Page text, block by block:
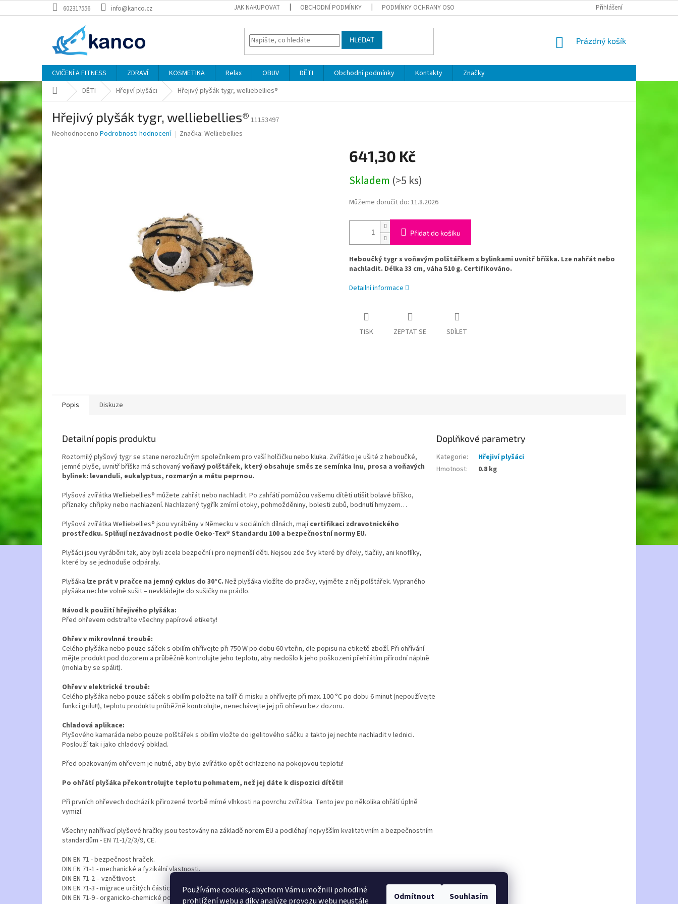
Používáme cookies, abychom Vám umožnili pohodlné
prohlížení webu a díky analýze provozu webu neustále
Odmítnout Souhlasím
na
602317556 info@kanco.cz JAK NAKUPOVAT OBCHODNÍ PODMÍNKY PODMÍNKY OCHRANY OSOBNÍCH ÚDAJŮ Přihlášení
HLEDAT
NÁKUPNÍ
Prázdný košík
CVIČENÍ A FITNESS ZDRAVÍ KOSMETIKA Relax OBUV DĚTI Obchodní podmínky Kontakty
Značky
Domů DĚTI Hřejiví plyšáci Hřejivý plyšák tygr, welliebellies®
Hřejivý plyšák tygr, welliebellies® 11153497
Průměrné
Neohodnoceno Podrobnosti hodnocení Značka: Welliebellies
641,30 Kč
cena:
Skladem (>5 ks)
Můžeme doručit do: 11.8.2026
Přidat do košíku
Heboučký tygr s voňavým polštářkem s bylinkami uvnitř bříška. Lze nahřát nebo
nachladit. Délka 33 cm, váha 510 g. Certifikováno.
Detailní informace
TISK ZEPTAT SE SDÍLET
Popis Diskuze
Detailní popis produktu
Roztomilý plyšový tygr se stane nerozlučným společníkem pro vaší holčičku nebo kluka. Zvířátko je ušité z heboučké,
jemné plyše, uvnitř bříška má schovanývoňavý polštářek, který obsahuje směs ze semínka lnu, prosa a voňavých
bylinek: levanduli, eukalyptus, rozmarýn a mátu peprnou.
Plyšová zvířátka Welliebellies® můžete zahřát nebo nachladit. Po zahřátí pomůžou vašemu dítěti utišit bolavé bříško,
příznaky chřipky nebo nachlazení. Nachlazený tygřík zmírní otoky, pohmožděniny, bolesti zubů, bodnutí hmyzem…
Plyšová zvířátka Welliebellies® jsou vyráběny v Německu v sociálních dílnách, majícertifikaci zdravotnického
prostředku. Splňují nezávadnost podle Oeko-Tex® Standardu 100 a bezpečnostní normy EU.
Plyšáci jsou vyráběni tak, aby byli zcela bezpeční i pro nejmenší děti. Nejsou zde švy které by dřely, tlačily, ani knoflíky,
které by se jednoduše odpáraly.
Plyšáka lze prát v pračce na jemný cyklus do 30°C. Než plyšáka vložíte do pračky, vyjměte z něj polštářek. Vypraného
plyšáka nechte volně sušit – nevkládejte do sušičky na prádlo.
Návod k použití hřejivého plyšáka:
Před ohřevem odstraňte všechny papírové etikety!
Ohřev v mikrovlnné troubě:
Celého plyšáka nebo pouze sáček s obilím ohřívejte při 750 W po dobu 60 vteřin, dle popisu na etiketě zboží. Při ohřívání
mějte produkt pod dozorem a průběžně kontrolujte jeho teplotu, aby nedošlo k jeho poškození přehřátím přírodní náplně
(mohla by se spálit).
Ohřev v elektrické troubě:
Celého plyšáka nebo pouze sáček s obilím položte na talíř či misku a ohřívejte při max. 100 °C po dobu 6 minut (nepoužívejte
funkci grilu!!), teplotu produktu průběžně kontrolujte, nenechávejte jej při ohřevu bez dozoru.
Chladová aplikace:
Plyšového kamaráda nebo pouze polštářek s obilím vložte do igelitového sáčku a takto jej nechte nachladit v lednici.
Poslouží tak i jako chladový obklad.
Před opakovaným ohřevem je nutné, aby bylo zvířátko opět ochlazeno na pokojovou teplotu!
Po ohřátí plyšáka překontrolujte teplotu pohmatem, než jej dáte k dispozici dítěti!
Při prvních ohřevech dochází k přirozené tvorbě mírné vlhkosti na povrchu zvířátka. Tento jev po několika ohřátí úplně
vymizí.
Všechny nahřívací plyšové hračky jsou testovány na základě norem EU a podléhají nejvyšším kvalitativním a bezpečnostním
standardům - EN 71-1/2/3/9, CE.
DIN EN 71 - bezpečnost hraček.
DIN EN 71-1 - mechanické a fyzikální vlastnosti.
DIN EN 71-2 – vznětlivost.
DIN EN 71-3 - migrace určitých částic.
DIN EN 71-9 - organicko-chemické požadavky mazlení k lepšímu usínání.
Doplňkové parametry
Kategorie:
Hřejiví plyšáci
Hmotnost: 0.8 kg